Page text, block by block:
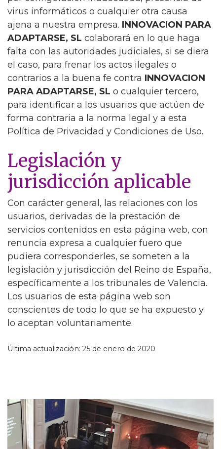
virus informáticos o cualquier otra causa
ajena a nuestra empresa. INNOVACION PARA
ADAPTARSE, SL colaborará en lo que haga
falta con las autoridades judiciales, si se diera
el caso, para frenar los actos ilegales o
contrarios a la buena fe contra INNOVACION
PARA ADAPTARSE, SL o cualquier tercero,
para identificar a los usuarios que actúen de
forma contraria a la norma legal y a esta
Política de Privacidad y Condiciones de Uso.
Legislación y
jurisdicción aplicable
Con carácter general, las relaciones con los
usuarios, derivadas de la prestación de
servicios contenidos en esta página web, con
renuncia expresa a cualquier fuero que
pudiera corresponderles, se someten a la
legislación y jurisdicción del Reino de España,
específicamente a los tribunales de Valencia.
Los usuarios de esta página web son
conscientes de todo lo que se ha expuesto y
lo aceptan voluntariamente.
Última actualización: 25 de enero de 2020